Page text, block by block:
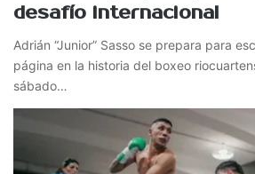
desafío internacional
Adrián “Junior” Sasso se prepara para
página en la historia del boxeo
sábado…